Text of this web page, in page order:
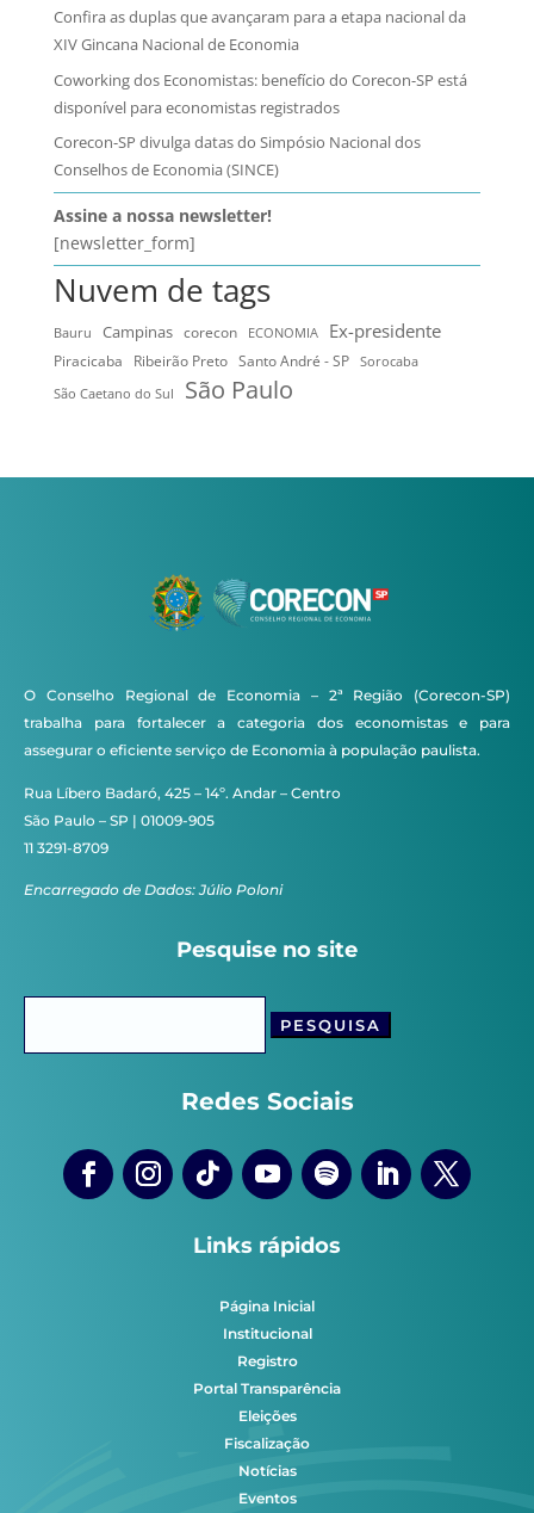
Confira as duplas que avançaram para a etapa nacional da
XIV Gincana Nacional de Economia
Coworking dos Economistas: benefício do Corecon-SP está
disponível para economistas registrados
Corecon-SP divulga datas do Simpósio Nacional dos
Conselhos de Economia (SINCE)
Assine a nossa newsletter!
[newsletter_form]
Nuvem de tags
Bauru Campinas corecon ECONOMIA Ex-presidente
Piracicaba Ribeirão Preto Santo André - SP
Sorocaba
São Caetano do Sul
São Paulo
O Conselho Regional de Economia – 2ª Região (Corecon-SP)
trabalha para fortalecer a categoria dos economistas e para
assegurar o eficiente serviço de Economia à população paulista.
Rua Líbero Badaró, 425 – 14º. Andar – Centro
São Paulo – SP | 01009-905
11 3291-8709
Encarregado de Dados: Júlio Poloni
Pesquise no site
Redes Sociais
Links rápidos
Página Inicial
Institucional
Registro
Portal Transparência
Eleições
Fiscalização
Notícias
Eventos